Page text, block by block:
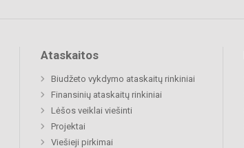
Ataskaitos
Biudžeto vykdymo ataskaitų rinkiniai
Finansinių ataskaitų rinkiniai
Lėšos veiklai viešinti
Projektai
Viešieji pirkimai